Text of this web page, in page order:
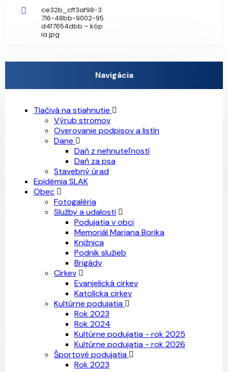
ce32b_cff3af98-3
716-48bb-9002-95
d4f7654dbb – kóp
ia.jpg
Navigácia
Tlačivá na stiahnutie
Výrub stromov
Overovanie podpisov a listín
Dane
Daň z nehnuteľností
Daň za psa
Stavebný úrad
Epidémia SLAK
Obec
Fotogaléria
Služby a udalosti
Podujatia v obci
Memoriál Mariana Borika
Knižnica
Podnik služieb
Brigády
Cirkev
Evanjelická cirkev
Katolícka cirkev
Kultúrne podujatia
Rok 2023
Rok 2024
Kultúrne podujatia - rok 2025
Kultúrne podujatia - rok 2026
Športové podujatia
Rok 2023